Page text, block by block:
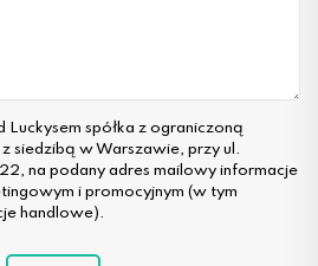
spółka z ograniczoną
siedzibą w Warszawie, przy ul.
na podany adres mailowy informacje
i promocyjnym (w tym
handlowe).